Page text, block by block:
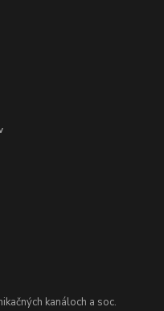
kanáloch a soc.